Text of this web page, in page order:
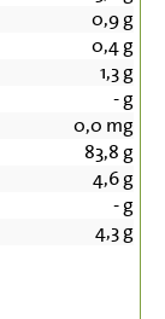
0,9g
0,4g
1,3g
-g
0,0 mg
83,8 g
4,6g
-g
4,3g